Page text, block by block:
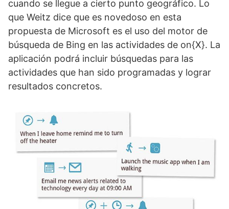
cuando se llegue a cierto punto geográfico. Lo
que Weitz dice que es novedoso en esta
propuesta de Microsoft es el uso del motor de
búsqueda de Bing en las actividades de on{X}. La
aplicación podrá incluir búsquedas para las
actividades que han sido programadas y lograr
resultados concretos.